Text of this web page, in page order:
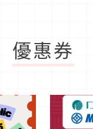
優惠券